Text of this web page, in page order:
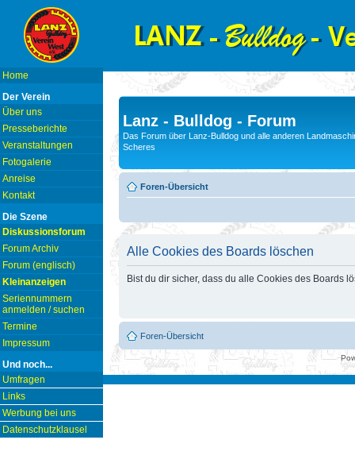
Home
Der Verein
Über uns
Presseberichte
Veranstaltungen
Fotogalerie
Anreise
Kontakt
Die Szene
Diskussionsforum
Forum Archiv
Forum (englisch)
Kleinanzeigen
Seriennummern
anmelden / suchen
Termine
Impressum
Und noch...
Umfragen
Links
Werbung bei uns
Datenschutzklausel
Lanz - Bulldog - Forum
Das Forum über Lanz-Bulldog und alle anderen
Scheres
Foren-Übersicht
Alle Cookies des Boards löschen
Bist du dir sicher, dass du alle Cookies des Boards
Foren-Übersicht